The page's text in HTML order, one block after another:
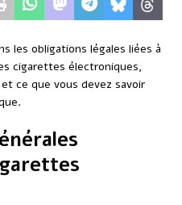
les obligations légales liées à
cigarettes électroniques,
ce que vous devez savoir